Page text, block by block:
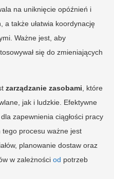
na uniknięcie opóźnień i
a także ułatwia koordynację
Ważne jest, aby
się do zmieniających
zarządzanie zasobami, które
jak i ludzkie. Efektywne
zapewnienia ciągłości pracy
procesu ważne jest
planowanie dostaw oraz
w zależności od potrzeb